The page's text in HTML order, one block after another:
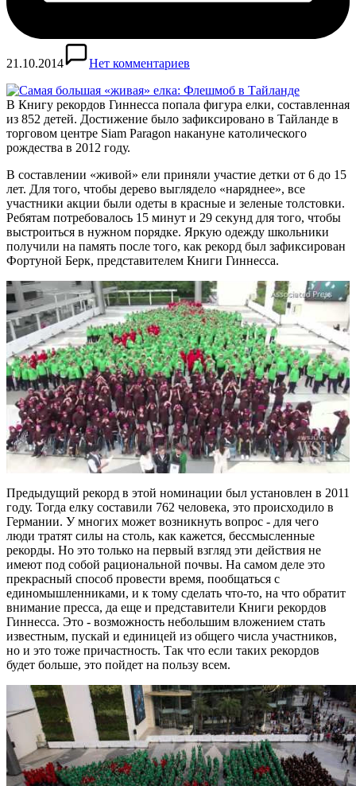
21.10.2014 Нет комментариев
В Книгу рекордов Гиннесса попала фигура елки, составленная
из 852 детей. Достижение было зафиксировано в Тайланде в
торговом центре Siam Paragon накануне католического
рождества в 2012 году.
В составлении «живой» ели приняли участие детки от 6 до 15
лет. Для того, чтобы дерево выглядело «наряднее», все
участники акции были одеты в красные и зеленые толстовки.
Ребятам потребовалось 15 минут и 29 секунд для того, чтобы
выстроиться в нужном порядке. Яркую одежду школьники
получили на память после того, как рекорд был зафиксирован
Фортуной Берк, представителем Книги Гиннесса.
Предыдущий рекорд в этой номинации был установлен в 2011
году. Тогда елку составили 762 человека, это происходило в
Германии. У многих может возникнуть вопрос - для чего
люди тратят силы на столь, как кажется, бессмысленные
рекорды. Но это только на первый взгляд эти действия не
имеют под собой рациональной почвы. На самом деле это
прекрасный способ провести время, пообщаться с
единомышленниками, и к тому сделать что-то, на что обратит
внимание пресса, да еще и представители Книги рекордов
Гиннесса. Это - возможность небольшим вложением стать
известным, пускай и единицей из общего числа участников,
но и это тоже причастность. Так что если таких рекордов
будет больше, это пойдет на пользу всем.